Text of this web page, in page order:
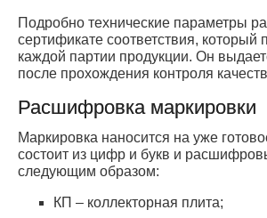
Подробно технические параметры
сертификате соответствия, который
каждой партии продукции. Он
после прохождения контроля
Расшифровка маркировки
Маркировка наносится на уже
состоит из цифр и букв и
следующим образом:
КП – коллекторная плита;